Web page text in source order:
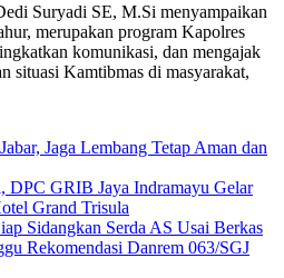
Suryadi SE, M.Si menyampaikan
merupakan program Kapolres
komunikasi, dan mengajak
situasi Kamtibmas di masyarakat,
Jaga Lembang Tetap Aman dan
DPC GRIB Jaya Indramayu Gelar
Grand Trisula
Sidangkan Serda AS Usai Berkas
Rekomendasi Danrem 063/SGJ